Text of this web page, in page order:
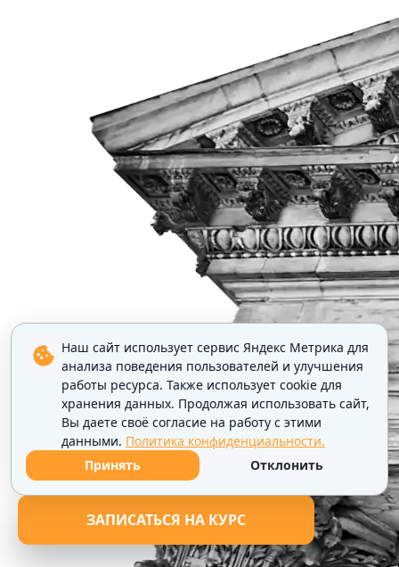
ЗАПИСАТЬСЯ НА КУРС
Наш сайт использует сервис Яндекс Метрика для
анализа поведения пользователей и улучшения
работы ресурса. Также использует cookie для
хранения данных. Продолжая использовать сайт,
Вы даете своё согласие на работу с этими
данными. Политика конфиденциальности.
Принять
Отклонить